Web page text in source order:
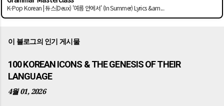
K-Pop Korean | 듀스(Deux) '여름 안에서' (In Summer) Lyrics &am...
이 블로그의 인기 게시물
100 KOREAN ICONS & THE GENESIS OF THEIR
LANGUAGE
4월 01, 2026